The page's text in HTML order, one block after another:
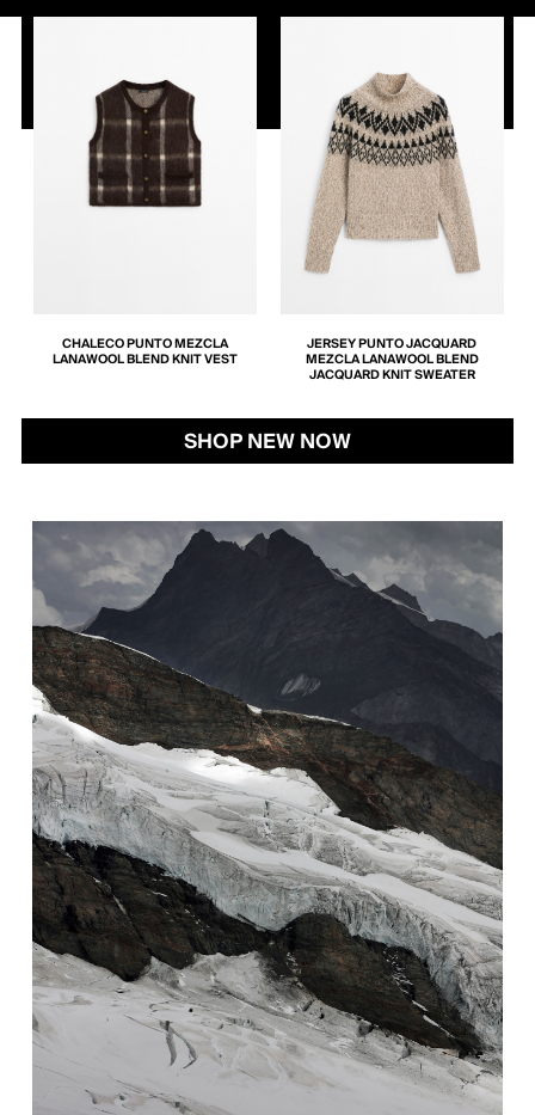
CHALECO PUNTO MEZCLA
LANAWOOL BLEND KNIT VEST
JERSEY PUNTO JACQUARD
MEZCLA LANAWOOL BLEND
JACQUARD KNIT SWEATER
SHOP NEW NOW